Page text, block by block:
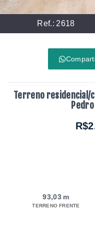
Ref.: 2618
Terreno residencial/
93,03 m
TERRENO FRENTE